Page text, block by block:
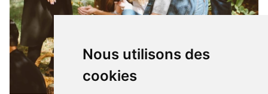
Nous utilisons des
cookies